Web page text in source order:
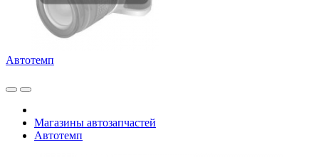
Автотемп
Магазины автозапчастей
Автотемп